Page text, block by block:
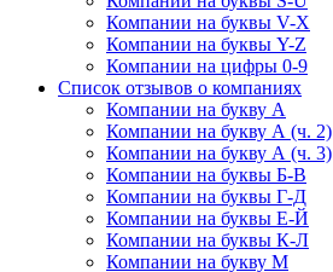
Компании на буквы V-X
Компании на буквы Y-Z
Компании на цифры 0-9
Список отзывов о компаниях
Компании на букву А
Компании на букву А (ч. 2)
Компании на букву А (ч. 3)
Компании на буквы Б-В
Компании на буквы Г-Д
Компании на буквы Е-Й
Компании на буквы К-Л
Компании на букву М